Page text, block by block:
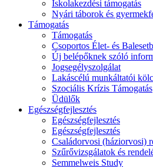
Iskolakezdési támogatás
Nyári táborok és
Támogatás
Támogatás
Csoportos Élet- és
Új belépőknek szóló
Jogsegélyszolgálat
Lakáscélú munkáltatói
Szociális Krízis Támogatás
Üdülők
Egészségfejlesztés
Egészségfejlesztés
Egészségfejlesztés
Családorvosi (háziorvosi)
Szűrővizsgálatok és
Semmelweis Study